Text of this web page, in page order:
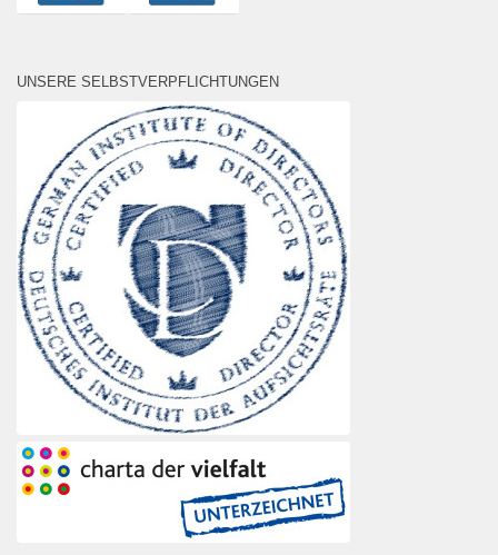
UNSERE SELBSTVERPFLICHTUNGEN